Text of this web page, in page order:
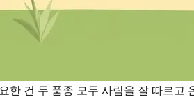
한 건 두 품종 모두 사람을 잘 따르고